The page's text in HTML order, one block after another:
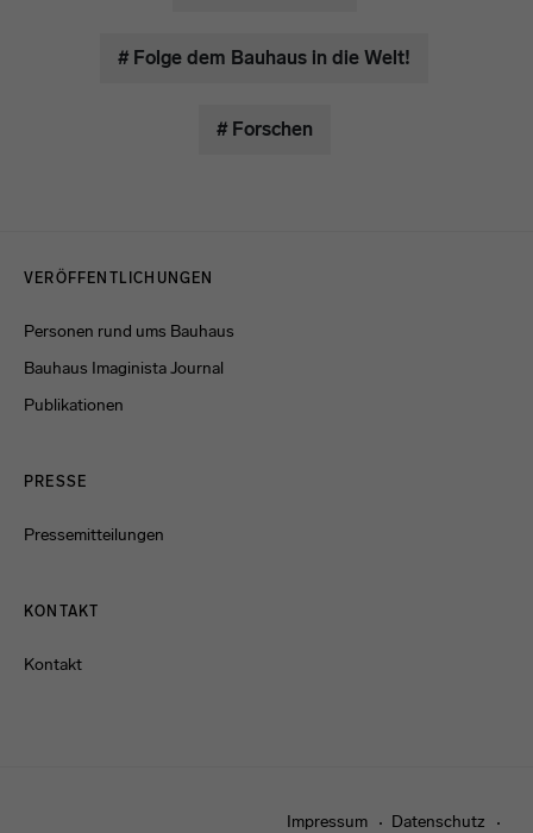
# Folge dem Bauhaus in die Welt!
# Forschen
VERÖFFENTLICHUNGEN
Personen rund ums Bauhaus
Bauhaus Imaginista Journal
Publikationen
PRESSE
Pressemitteilungen
KONTAKT
Kontakt
Impressum Datenschutz